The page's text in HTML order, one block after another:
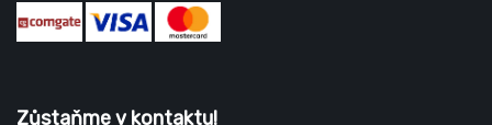
Zůstaňme v kontaktu!